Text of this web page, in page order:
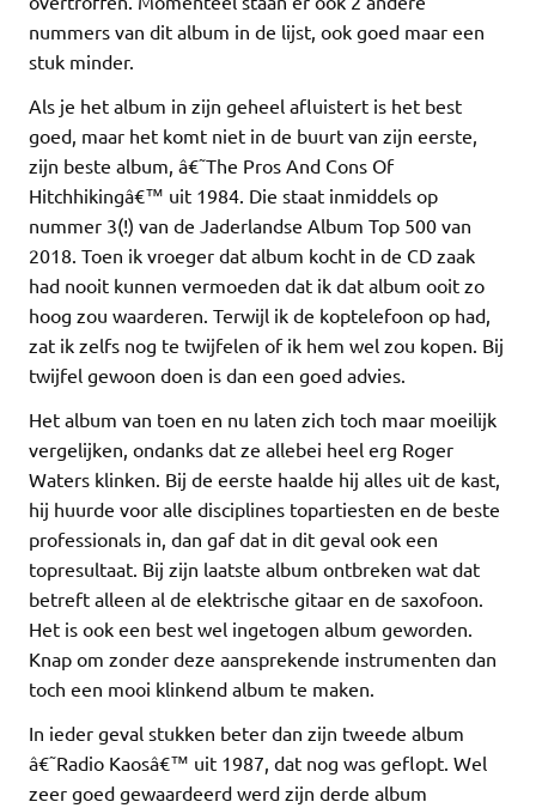
nummers van dit album in de lijst, ook goed maar een
stuk minder.
Als je het album in zijn geheel afluistert is het best
goed, maar het komt niet in de buurt van zijn eerste,
zijn beste album, â€˜The Pros And Cons Of
Hitchhikingâ€™ uit 1984. Die staat inmiddels op
nummer 3(!) van de Jaderlandse Album Top 500 van
2018. Toen ik vroeger dat album kocht in de CD zaak
had nooit kunnen vermoeden dat ik dat album ooit zo
hoog zou waarderen. Terwijl ik de koptelefoon op had,
zat ik zelfs nog te twijfelen of ik hem wel zou kopen. Bij
twijfel gewoon doen is dan een goed advies.
Het album van toen en nu laten zich toch maar moeilijk
vergelijken, ondanks dat ze allebei heel erg Roger
Waters klinken. Bij de eerste haalde hij alles uit de kast,
hij huurde voor alle disciplines topartiesten en de beste
professionals in, dan gaf dat in dit geval ook een
topresultaat. Bij zijn laatste album ontbreken wat dat
betreft alleen al de elektrische gitaar en de saxofoon.
Het is ook een best wel ingetogen album geworden.
Knap om zonder deze aansprekende instrumenten dan
toch een mooi klinkend album te maken.
In ieder geval stukken beter dan zijn tweede album
â€˜Radio Kaosâ€™ uit 1987, dat nog was geflopt. Wel
zeer goed gewaardeerd werd zijn derde album